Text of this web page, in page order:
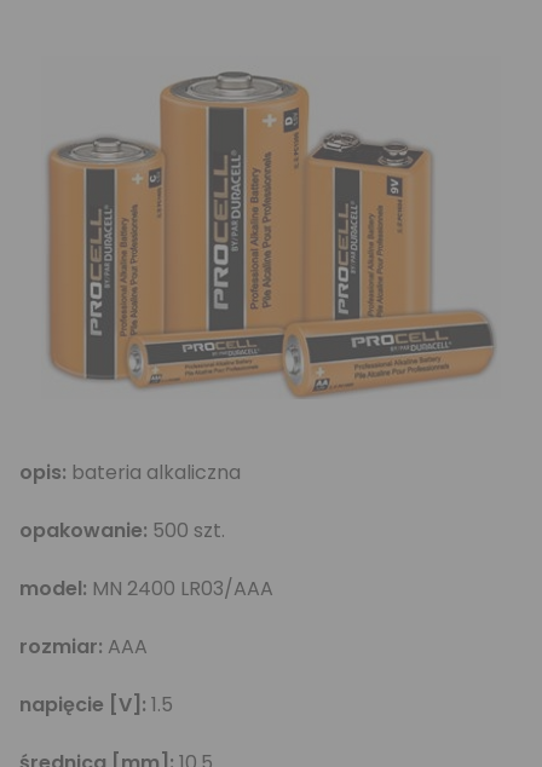
opis: bateria alkaliczna
opakowanie: 500 szt.
model: MN 2400 LR03/AAA
rozmiar: AAA
napięcie [V]: 1.5